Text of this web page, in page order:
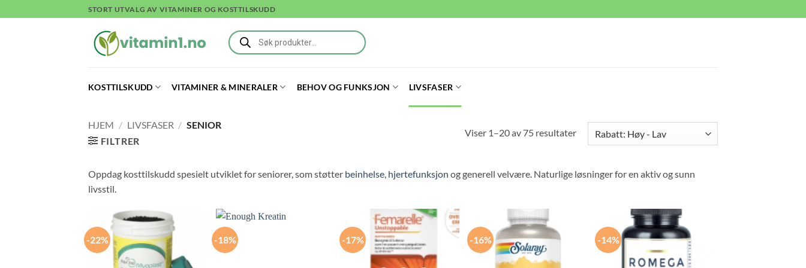
to
STORT UTVALG AV VITAMINER OG KOSTTILSKUDD
Products
search
KOSTTILSKUDD VITAMINER & MINERALER BEHOV OG FUNKSJON LIVSFASER
HJEM / LIVSFASER / SENIOR
FILTRER
Viser 1–20 av 75 resultater
Oppdag kosttilskudd spesielt utviklet for seniorer, som støtter beinhelse, hjertefunksjon og generell velvære. Naturlige løsninger for en aktiv og sunn
livsstil.
-22% -18% -17% -16% -14%